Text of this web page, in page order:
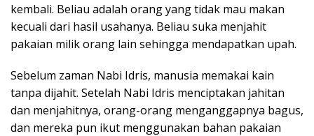
kembali. Beliau adalah orang yang tidak mau makan
kecuali dari hasil usahanya. Beliau suka menjahit
pakaian milik orang lain sehingga mendapatkan upah.
Sebelum zaman Nabi Idris, manusia memakai kain
tanpa dijahit. Setelah Nabi Idris menciptakan jahitan
dan menjahitnya, orang-orang menganggapnya bagus,
dan mereka pun ikut menggunakan bahan pakaian